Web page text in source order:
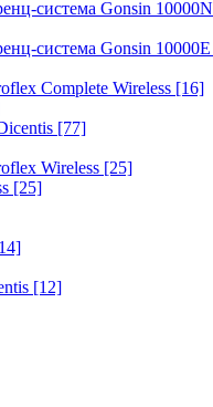
система Gonsin 10000N
система Gonsin 10000E
Complete Wireless [16]
[77]
Wireless [25]
[25]
[12]